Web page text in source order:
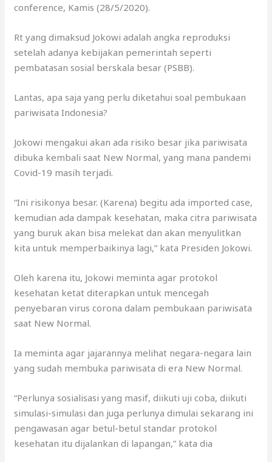
conference, Kamis (28/5/2020).
Rt yang dimaksud Jokowi adalah angka reproduksi
setelah adanya kebijakan pemerintah seperti
pembatasan sosial berskala besar (PSBB).
Lantas, apa saja yang perlu diketahui soal pembukaan
pariwisata Indonesia?
Jokowi mengakui akan ada risiko besar jika pariwisata
dibuka kembali saat New Normal, yang mana pandemi
Covid-19 masih terjadi.
“Ini risikonya besar. (Karena) begitu ada imported case,
kemudian ada dampak kesehatan, maka citra pariwisata
yang buruk akan bisa melekat dan akan menyulitkan
kita untuk memperbaikinya lagi,” kata Presiden Jokowi.
Oleh karena itu, Jokowi meminta agar protokol
kesehatan ketat diterapkan untuk mencegah
penyebaran virus corona dalam pembukaan pariwisata
saat New Normal.
Ia meminta agar jajarannya melihat negara-negara lain
yang sudah membuka pariwisata di era New Normal.
“Perlunya sosialisasi yang masif, diikuti uji coba, diikuti
simulasi-simulasi dan juga perlunya dimulai sekarang ini
pengawasan agar betul-betul standar protokol
kesehatan itu dijalankan di lapangan,” kata dia